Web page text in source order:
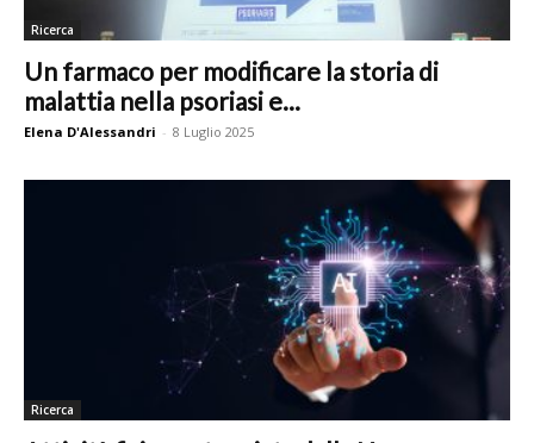
Ricerca
Un farmaco per modificare la storia di
malattia nella psoriasi e...
Elena D'Alessandri - 8 Luglio 2025
Ricerca